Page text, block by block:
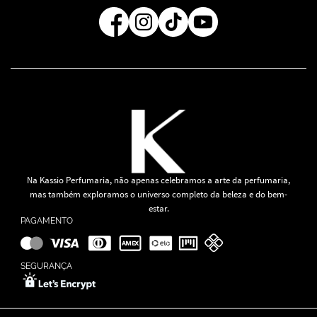
Regra de Frete Grátis
Na Kassio Perfumaria, não apenas celebramos a arte da perfumaria,
mas também exploramos o universo completo da beleza e do bem-
estar.
PAGAMENTO
SEGURANÇA